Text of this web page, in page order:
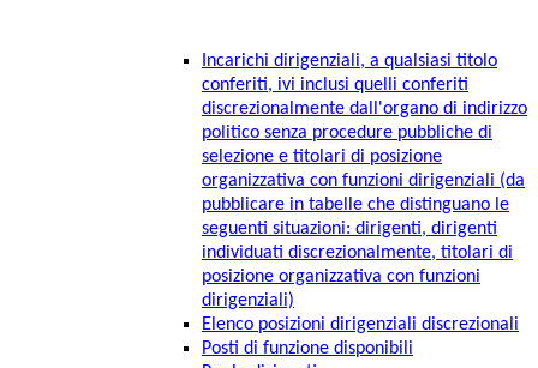
Incarichi dirigenziali, a qualsiasi titolo
conferiti, ivi inclusi quelli conferiti
discrezionalmente dall'organo di indirizzo
politico senza procedure pubbliche di
selezione e titolari di posizione
organizzativa con funzioni dirigenziali (da
pubblicare in tabelle che distinguano le
seguenti situazioni: dirigenti, dirigenti
individuati discrezionalmente, titolari di
posizione organizzativa con funzioni
dirigenziali)
Elenco posizioni dirigenziali discrezionali
Posti di funzione disponibili